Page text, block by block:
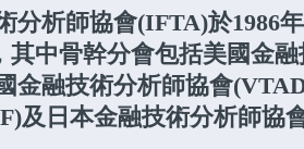
分析師協會(IFTA)於1986
其中骨幹分會包括美國金
金融技術分析師協會
及日本金融技術分析師協